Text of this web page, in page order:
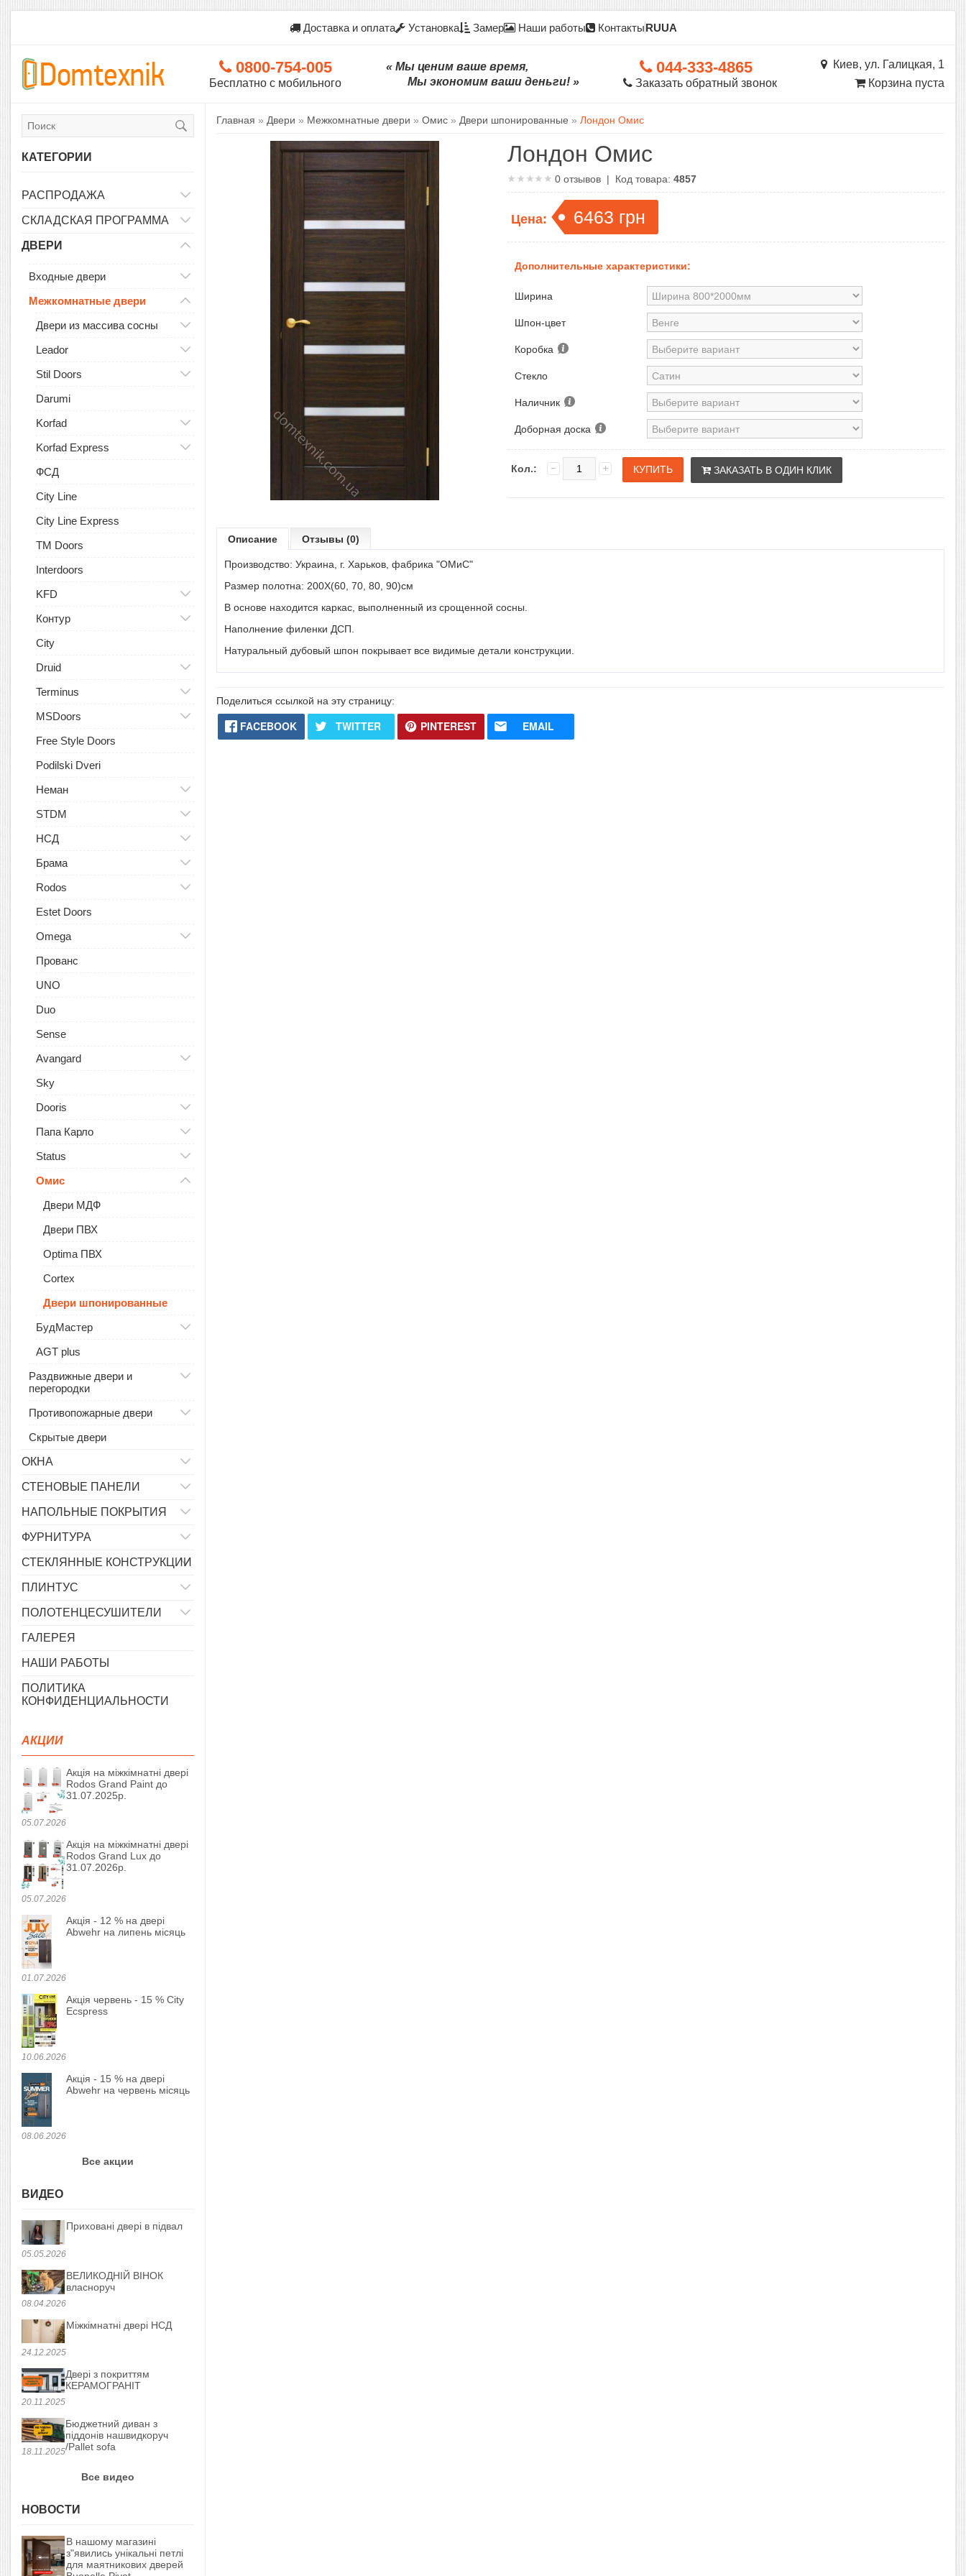
Доставка и оплата Установка Замер Наши работы КонтактыRUUA
0800-754-005
Бесплатно с мобильного
« Мы ценим ваше время,
Мы экономим ваши деньги! »
044-333-4865
Заказать обратный звонок
Киев, ул. Галицкая, 1
Корзина пуста
КАТЕГОРИИ
РАСПРОДАЖА
СКЛАДСКАЯ ПРОГРАММА
ДВЕРИ
Входные двери
Межкомнатные двери
Двери из массива сосны
Leador
Stil Doors
Darumi
Korfad
Korfad Express
ФСД
City Line
City Line Express
TM Doors
Interdoors
KFD
Контур
City
Druid
Terminus
MSDoors
Free Style Doors
Podilski Dveri
Неман
STDM
НСД
Брама
Rodos
Estet Doors
Omega
Прованс
UNO
Duo
Sense
Avangard
Sky
Dooris
Папа Карло
Status
Омис
Двери МДФ
Двери ПВХ
Optima ПВХ
Cortex
Двери шпонированные
БудМастер
AGT plus
Раздвижные двери и
перегородки
Противопожарные двери
Скрытые двери
ОКНА
СТЕНОВЫЕ ПАНЕЛИ
НАПОЛЬНЫЕ ПОКРЫТИЯ
ФУРНИТУРА
СТЕКЛЯННЫЕ КОНСТРУКЦИИ
ПЛИНТУС
ПОЛОТЕНЦЕСУШИТЕЛИ
ГАЛЕРЕЯ
НАШИ РАБОТЫ
ПОЛИТИКА
КОНФИДЕНЦИАЛЬНОСТИ
АКЦИИ
05.07.2026
Акція на міжкімнатні двері
Rodos Grand Paint до
31.07.2025р.
05.07.2026
Акція на міжкімнатні двері
Rodos Grand Lux до
31.07.2026р.
01.07.2026
Акція - 12 % на двері
Abwehr на липень місяць
10.06.2026
Акція червень - 15 % City
Ecspress
08.06.2026
Акція - 15 % на двері
Abwehr на червень місяць
Все акции
ВИДЕО
05.05.2026
Приховані двері в підвал
08.04.2026
ВЕЛИКОДНІЙ ВІНОК
власноруч
24.12.2025
Міжкімнатні двері НСД
20.11.2025
Двері з покриттям
КЕРАМОГРАНІТ
18.11.2025
Бюджетний диван з
піддонів нашвидкоруч
/Pallet sofa
Все видео
НОВОСТИ
В нашому магазині
з"явились унікальні петлі
для маятникових дверей
Главная » Двери » Межкомнатные двери » Омис » Двери шпонированные » Лондон Омис
Лондон Омис
0 отзывов | Код товара:4857
Цена: 6463 грн
Дополнительные характеристики:
Ширина
Шпон-цвет
Коробка
Стекло
Наличник
Доборная доска
Кол.: ЗАКАЗАТЬ В ОДИН КЛИК
Описание Отзывы (0)
Производство: Украина, г. Харьков, фабрика "ОМиС"
Размер полотна: 200Х(60, 70, 80, 90)см
В основе находится каркас, выполненный из срощенной сосны.
Наполнение филенки ДСП.
Натуральный дубовый шпон покрывает все видимые детали конструкции.
Поделиться ссылкой на эту страницу:
FACEBOOK TWITTER PINTEREST EMAIL